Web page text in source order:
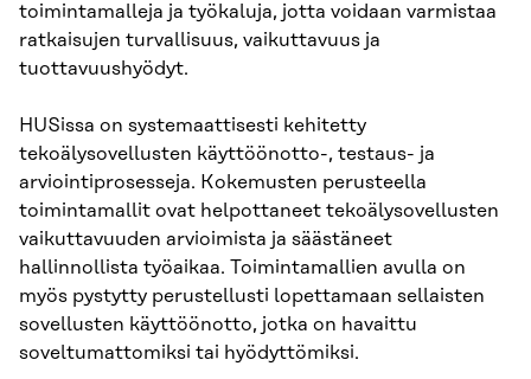
toimintamalleja ja työkaluja, jotta voidaan varmistaa
ratkaisujen turvallisuus, vaikuttavuus ja
tuottavuushyödyt.
HUSissa on systemaattisesti kehitetty
tekoälysovellusten käyttöönotto-, testaus- ja
arviointiprosesseja. Kokemusten perusteella
toimintamallit ovat helpottaneet tekoälysovellusten
vaikuttavuuden arvioimista ja säästäneet
hallinnollista työaikaa. Toimintamallien avulla on
myös pystytty perustellusti lopettamaan sellaisten
sovellusten käyttöönotto, jotka on havaittu
soveltumattomiksi tai hyödyttömiksi.